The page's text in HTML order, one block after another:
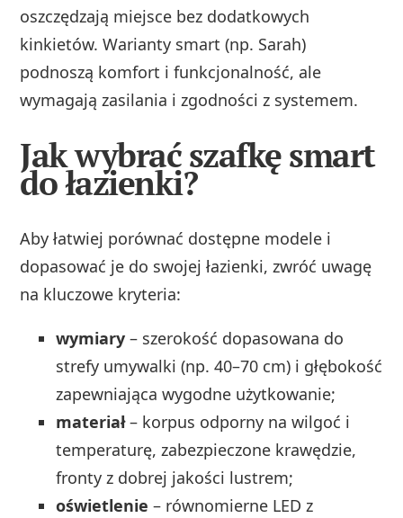
oszczędzają miejsce bez dodatkowych
kinkietów. Warianty smart (np. Sarah)
podnoszą komfort i funkcjonalność, ale
wymagają zasilania i zgodności z systemem.
Jak wybrać szafkę smart
do łazienki?
Aby łatwiej porównać dostępne modele i
dopasować je do swojej łazienki, zwróć uwagę
na kluczowe kryteria:
wymiary – szerokość dopasowana do
strefy umywalki (np. 40–70 cm) i głębokość
zapewniająca wygodne użytkowanie;
materiał– korpus odporny na wilgoć i
temperaturę, zabezpieczone krawędzie,
fronty z dobrej jakości lustrem;
oświetlenie – równomierne LED z